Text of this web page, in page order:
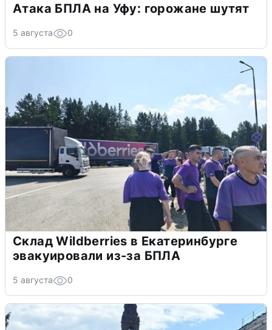
Атака БПЛА на Уфу: горожане шутят
5 августа 0
Склад Wildberries в Екатеринбурге
эвакуировали из-за БПЛА
5 августа 0